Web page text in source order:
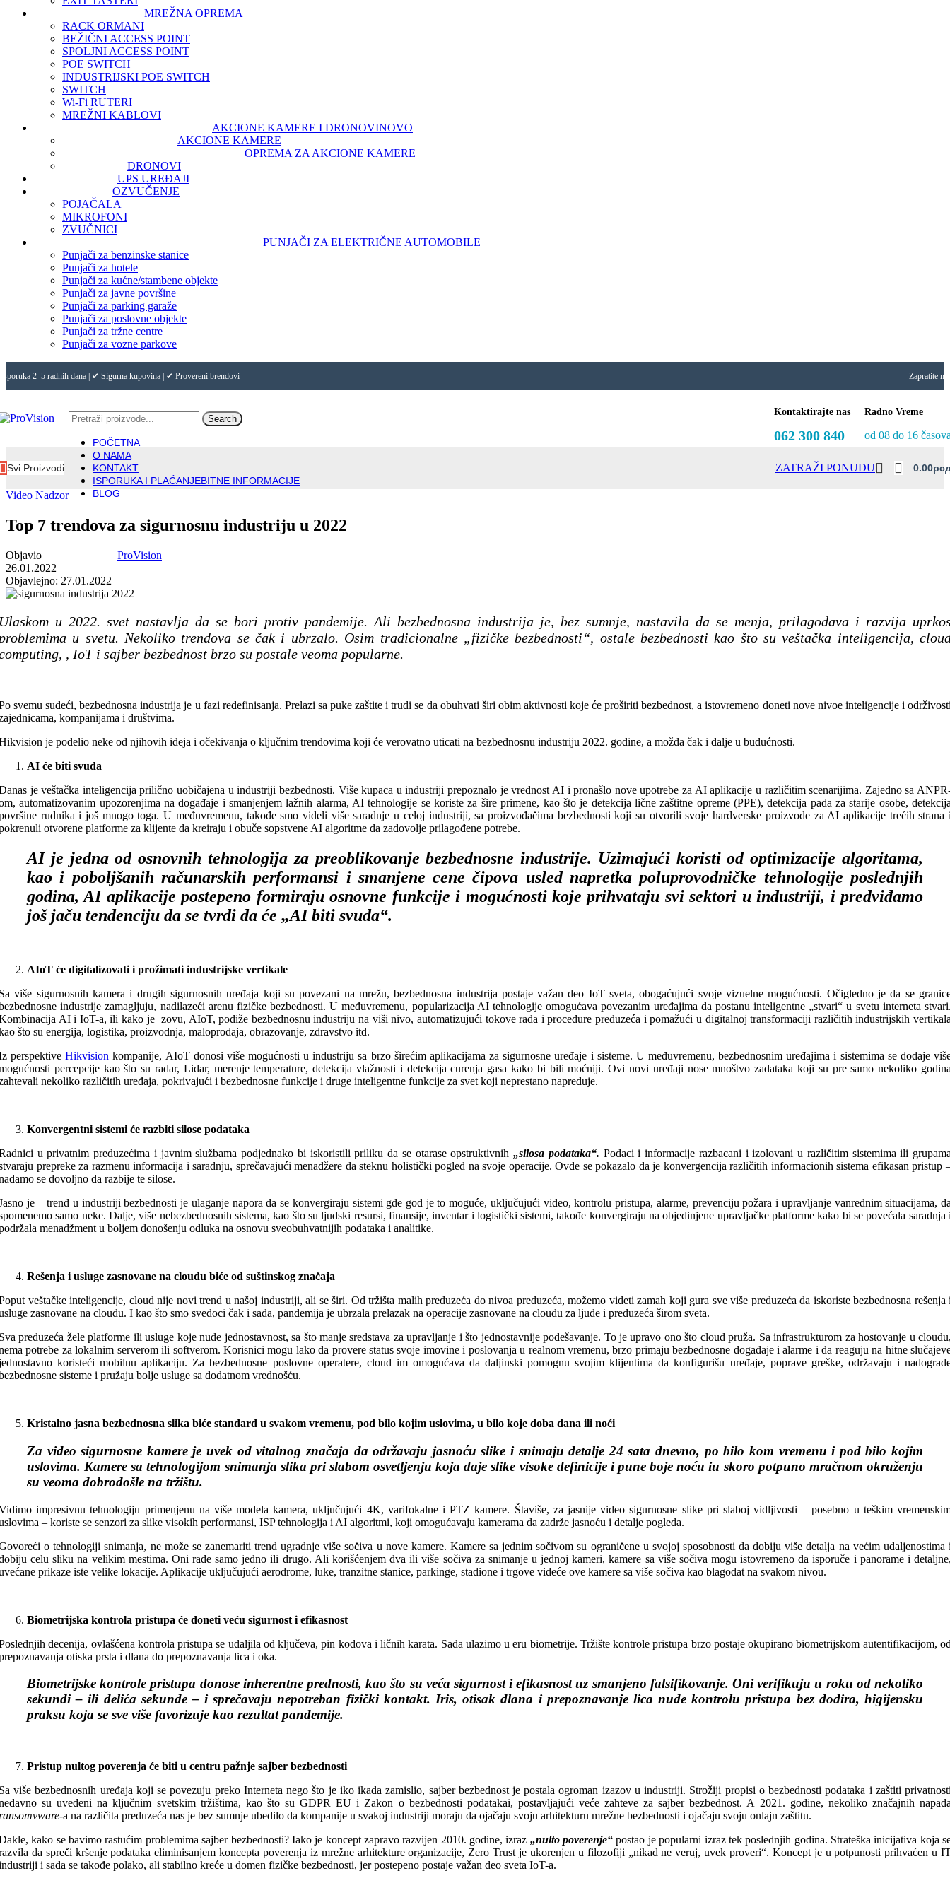
MREŽNA OPREMA
RACK ORMANI
BEŽIČNI ACCESS POINT
SPOLJNI ACCESS POINT
POE SWITCH
INDUSTRIJSKI POE SWITCH
SWITCH
Wi-Fi RUTERI
MREŽNI KABLOVI
AKCIONE KAMERE I DRONOVINOVO
AKCIONE KAMERE
OPREMA ZA AKCIONE KAMERE
DRONOVI
UPS UREĐAJI
OZVUČENJE
POJAČALA
MIKROFONI
ZVUČNICI
PUNJAČI ZA ELEKTRIČNE AUTOMOBILE
Punjači za benzinske stanice
Punjači za hotele
Punjači za kućne/stambene objekte
Punjači za javne površine
Punjači za parking garaže
Punjači za poslovne objekte
Punjači za tržne centre
Punjači za vozne parkove
2–5 radnih dana | ✔ Sigurna kupovina | ✔ Provereni brendovi Zapratite
Search
Kontaktirajte nas
062 300 840
Radno Vreme
od 08 do 16
Svi Proizvodi
POČETNA
O NAMA
KONTAKT
ISPORUKA I PLAĆANJEBITNE INFORMACIJE
BLOG
ZATRAŽI PONUDU 0.00
Video Nadzor
Top 7 trendova za sigurnosnu industriju u 2022
Objavio
ProVision
26.01.2022
Objavlejno: 27.01.2022
u 2022. svet nastavlja da se bori protiv pandemije. Ali bezbednosna industrija je, bez sumnje, nastavila da se menja, prilagođava i razvija
u svetu. Nekoliko trendova se čak i ubrzalo. Osim tradicionalne „fizičke bezbednosti“, ostale bezbednosti kao što su veštačka inteligencija,
, IoT i sajber bezbednost brzo su postale veoma popularne.
svemu sudeći, bezbednosna industrija je u fazi redefinisanja. Prelazi sa puke zaštite i trudi se da obuhvati širi obim aktivnosti koje će proširiti bezbednost, a istovremeno doneti nove nivoe inteligencije i
kompanijama i društvima.
je podelio neke od njihovih ideja i očekivanja o ključnim trendovima koji će verovatno uticati na bezbednosnu industriju 2022. godine, a možda čak i dalje u budućnosti.
AI će biti svuda
je veštačka inteligencija prilično uobičajena u industriji bezbednosti. Više kupaca u industriji prepoznalo je vrednost AI i pronašlo nove upotrebe za AI aplikacije u različitim scenarijima. Zajedno sa
automatizovanim upozorenjima na događaje i smanjenjem lažnih alarma, AI tehnologije se koriste za šire primene, kao što je detekcija lične zaštitne opreme (PPE), detekcija pada za starije osobe,
rudnika i još mnogo toga. U međuvremenu, takođe smo videli više saradnje u celoj industriji, sa proizvođačima bezbednosti koji su otvorili svoje hardverske proizvode za AI aplikacije trećih strana
otvorene platforme za klijente da kreiraju i obuče sopstvene AI algoritme da zadovolje prilagođene potrebe.
AI je jedna od osnovnih tehnologija za preoblikovanje bezbednosne industrije. Uzimajući koristi od optimizacije algoritama,
kao i poboljšanih računarskih performansi i smanjene cene čipova usled napretka poluprovodničke tehnologije poslednjih
godina, AI aplikacije postepeno formiraju osnovne funkcije i mogućnosti koje prihvataju svi sektori u industriji, i predviđamo
još jaču tendenciju da se tvrdi da će „AI biti svuda“.
AIoT će digitalizovati i prožimati industrijske vertikale
više sigurnosnih kamera i drugih sigurnosnih uređaja koji su povezani na mrežu, bezbednosna industrija postaje važan deo IoT sveta, obogaćujući svoje vizuelne mogućnosti. Očigledno je da se
industrije zamagljuju, nadilazeći arenu fizičke bezbednosti. U međuvremenu, popularizacija AI tehnologije omogućava povezanim uređajima da postanu inteligentne „stvari“ u svetu interneta
AI i IoT-a, ili kako je zovu, AIoT, podiže bezbednosnu industriju na viši nivo, automatizujući tokove rada i procedure preduzeća i pomažući u digitalnoj transformaciji različitih industrijskih
što su energija, logistika, proizvodnja, maloprodaja, obrazovanje, zdravstvo itd.
perspektiveHikvision kompanije, AIoT donosi više mogućnosti u industriju sa brzo širećim aplikacijama za sigurnosne uređaje i sisteme. U međuvremenu, bezbednosnim uređajima i sistemima se dodaje
percepcije kao što su radar, Lidar, merenje temperature, detekcija vlažnosti i detekcija curenja gasa kako bi bili moćniji. Ovi novi uređaji nose mnoštvo zadataka koji su pre samo nekoliko
nekoliko različitih uređaja, pokrivajući i bezbednosne funkcije i druge inteligentne funkcije za svet koji neprestano napreduje.
Konvergentni sistemi će razbiti silose podataka
u privatnim preduzećima i javnim službama podjednako bi iskoristili priliku da se otarase opstruktivnih „silosa podataka“. Podaci i informacije razbacani i izolovani u različitim sistemima ili
prepreke za razmenu informacija i saradnju, sprečavajući menadžere da steknu holistički pogled na svoje operacije. Ovde se pokazalo da je konvergencija različitih informacionih sistema efikasan pristup
se dovoljno da razbije te silose.
je – trend u industriji bezbednosti je ulaganje napora da se konvergiraju sistemi gde god je to moguće, uključujući video, kontrolu pristupa, alarme, prevenciju požara i upravljanje vanrednim situacijama,
samo neke. Dalje, više nebezbednosnih sistema, kao što su ljudski resursi, finansije, inventar i logistički sistemi, takođe konvergiraju na objedinjene upravljačke platforme kako bi se povećala saradnja
menadžment u boljem donošenju odluka na osnovu sveobuhvatnijih podataka i analitike.
Rešenja i usluge zasnovane na cloudu biće od suštinskog značaja
veštačke inteligencije, cloud nije novi trend u našoj industriji, ali se širi. Od tržišta malih preduzeća do nivoa preduzeća, možemo videti zamah koji gura sve više preduzeća da iskoriste bezbednosna rešenja
zasnovane na cloudu. I kao što smo svedoci čak i sada, pandemija je ubrzala prelazak na operacije zasnovane na cloudu za ljude i preduzeća širom sveta.
preduzeća žele platforme ili usluge koje nude jednostavnost, sa što manje sredstava za upravljanje i što jednostavnije podešavanje. To je upravo ono što cloud pruža. Sa infrastrukturom za hostovanje u
potrebe za lokalnim serverom ili softverom. Korisnici mogu lako da provere status svoje imovine i poslovanja u realnom vremenu, brzo primaju bezbednosne događaje i alarme i da reaguju na hitne
koristeći mobilnu aplikaciju. Za bezbednosne poslovne operatere, cloud im omogućava da daljinski pomognu svojim klijentima da konfigurišu uređaje, poprave greške, održavaju i
sisteme i pružaju bolje usluge sa dodatnom vrednošću.
Kristalno jasna bezbednosna slika biće standard u svakom vremenu, pod bilo kojim uslovima, u bilo koje doba dana ili noći
Za video sigurnosne kamere je uvek od vitalnog značaja da održavaju jasnoću slike i snimaju detalje 24 sata dnevno, po bilo kom vremenu i pod bilo kojim
uslovima. Kamere sa tehnologijom snimanja slika pri slabom osvetljenju koja daje slike visoke definicije i pune boje noću iu skoro potpuno mračnom okruženju
su veoma dobrodošle na tržištu.
impresivnu tehnologiju primenjenu na više modela kamera, uključujući 4K, varifokalne i PTZ kamere. Štaviše, za jasnije video sigurnosne slike pri slaboj vidljivosti – posebno u teškim
– koriste se senzori za slike visokih performansi, ISP tehnologija i AI algoritmi, koji omogućavaju kamerama da zadrže jasnoću i detalje pogleda.
o tehnologiji snimanja, ne može se zanemariti trend ugradnje više sočiva u nove kamere. Kamere sa jednim sočivom su ograničene u svojoj sposobnosti da dobiju više detalja na većim udaljenostima
celu sliku na velikim mestima. Oni rade samo jedno ili drugo. Ali korišćenjem dva ili više sočiva za snimanje u jednoj kameri, kamere sa više sočiva mogu istovremeno da isporuče i panorame i
prikaze iste velike lokacije. Aplikacije uključujući aerodrome, luke, tranzitne stanice, parkinge, stadione i trgove videće ove kamere sa više sočiva kao blagodat na svakom nivou.
Biometrijska kontrola pristupa će doneti veću sigurnost i efikasnost
decenija, ovlašćena kontrola pristupa se udaljila od ključeva, pin kodova i ličnih karata. Sada ulazimo u eru biometrije. Tržište kontrole pristupa brzo postaje okupirano biometrijskom autentifikacijom,
otiska prsta i dlana do prepoznavanja lica i oka.
Biometrijske kontrole pristupa donose inherentne prednosti, kao što su veća sigurnost i efikasnost uz smanjeno falsifikovanje. Oni verifikuju u roku od nekoliko
sekundi – ili delića sekunde – i sprečavaju nepotreban fizički kontakt. Iris, otisak dlana i prepoznavanje lica nude kontrolu pristupa bez dodira, higijensku
praksu koja se sve više favorizuje kao rezultat pandemije.
Pristup nultog poverenja će biti u centru pažnje sajber bezbednosti
više bezbednosnih uređaja koji se povezuju preko Interneta nego što je iko ikada zamislio, sajber bezbednost je postala ogroman izazov u ​​industriji. Strožiji propisi o bezbednosti podataka i zaštiti
su uvedeni na ključnim svetskim tržištima, kao što su GDPR EU i Zakon o bezbednosti podatakai, postavljajući veće zahteve za sajber bezbednost. A 2021. godine, nekoliko značajnih
-a na različita preduzeća nas je bez sumnje ubedilo da kompanije u svakoj industriji moraju da ojačaju svoju arhitekturu mrežne bezbednosti i ojačaju svoju onlajn zaštitu.
kako se bavimo rastućim problemima sajber bezbednosti? Iako je koncept zapravo razvijen 2010. godine, izraz „nulto poverenje“ postao je popularni izraz tek poslednjih godina. Strateška inicijativa koja
da spreči kršenje podataka eliminisanjem koncepta poverenja iz mrežne arhitekture organizacije, Zero Trust je ukorenjen u filozofiji „nikad ne veruj, uvek proveri“. Koncept je u potpunosti prihvaćen u
i sada se takođe polako, ali stabilno kreće u domen fizičke bezbednosti, jer postepeno postaje važan deo sveta IoT-a.